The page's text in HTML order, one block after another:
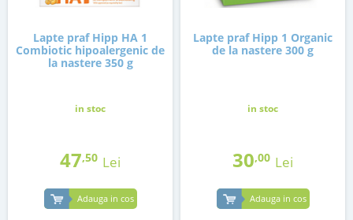
Lapte praf Hipp HA 1
Combiotic hipoalergenic de
la nastere 350 g
in stoc
47,50 Lei
Adauga in cos
Lapte praf Hipp 1 Organic
de la nastere 300 g
in stoc
30,00 Lei
Adauga in cos